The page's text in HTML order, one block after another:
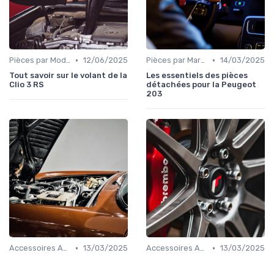
Pièces par Modèle de Voiture • 12/06/2025
Tout savoir sur le volant de la
Clio 3 RS
Pièces par Marque de Voiture • 14/03/2025
Les essentiels des pièces
détachées pour la Peugeot
203
Accessoires Auto • 13/03/2025
Accessoires Auto • 13/03/2025